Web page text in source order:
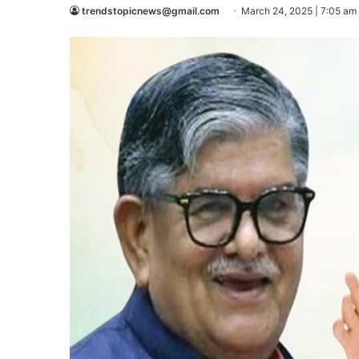
trendstopicnews@gmail.com March 24, 2025 | 7:05 am